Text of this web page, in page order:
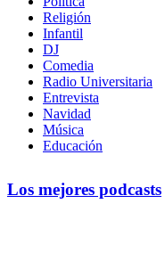
Religión
Infantil
DJ
Comedia
Radio Universitaria
Entrevista
Navidad
Música
Educación
Los mejores podcasts